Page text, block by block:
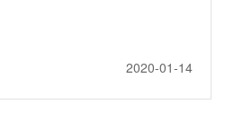
2020-01-14